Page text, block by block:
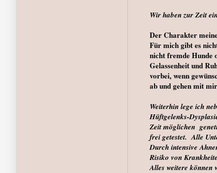
Wir haben zur Zeit
Der Charakter
Für mich gibt es
nicht fremde Hunde
Gelassenheit und
vorbei, wenn
ab und gehen mit
Weiterhin lege ich
Hüftgelenks-
Zeit möglichen
frei getestet. Alle
Durch intensive
Risiko von
Alles weitere können